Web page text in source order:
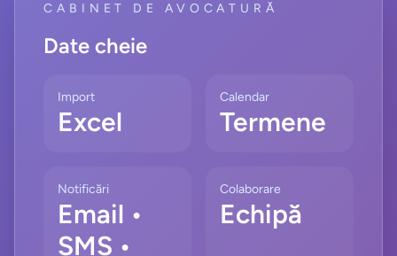
CABINET DE AVOCATURĂ
Date cheie
Import
Excel
Calendar
Termene
Notificări
Email •
SMS •
Colaborare
Echipă